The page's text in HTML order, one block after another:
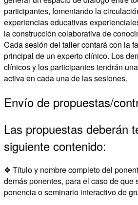
participantes, fomentando la
experiencias educativas
la construcción colaborativa de
Cada sesión del taller contará con la
principal de un experto clínico. Los
clínicos y los participantes tendrán
activa en cada una de las sesiones.
Envío de propuestas/
Las propuestas deberán
siguiente contenido:
❖ Título y nombre completo del
demás ponentes, para el caso de que
ponencia o seminario interactivo de